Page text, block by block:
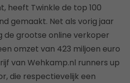
heeft Twinkle de top 100
gemaakt. Net als vorig jaar
de grootse online verkoper
omzet van 423 miljoen euro
van Wehkamp.nl runners up
die respectievelijk een